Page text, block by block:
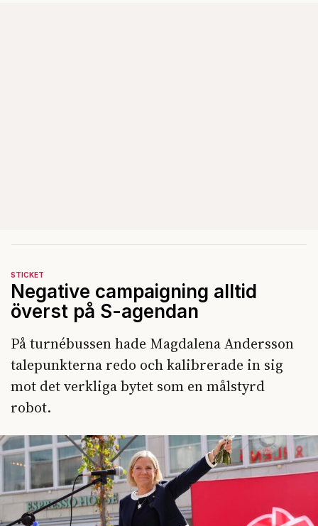
STICKET
Negative campaigning alltid
överst på S-agendan
På turnébussen hade Magdalena Andersson
talepunkterna redo och kalibrerade in sig
mot det verkliga bytet som en målstyrd
robot.